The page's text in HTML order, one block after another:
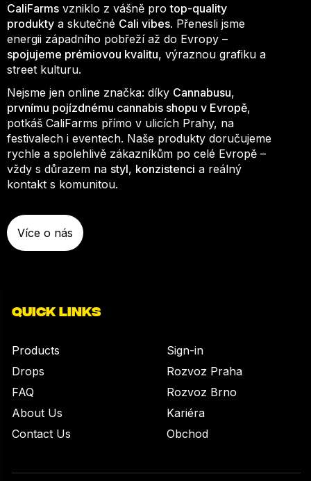
CaliFarms vzniklo z vášně protop-quality
produkty a skutečné Cali vibes. Přenesli jsme
energii západního pobřeží až do Evropy –
spojujeme prémiovou kvalitu, výraznou grafiku a
street kulturu.
Nejsme jen online značka: díky Cannabusu,
prvnímu pojízdnému cannabis shopu v Evropě,
potkáš CaliFarms přímo v ulicích Prahy, na
festivalech i eventech. Naše produkty doručujeme
rychle a spolehlivě zákazníkům po celé Evropě –
vždy s důrazem na styl, konzistenci a reálný
kontakt s komunitou.
Více o nás
QUICK LINKS
Products
Drops
FAQ
About Us
Contact Us
Sign-in
Rozvoz Praha
Rozvoz Brno
Kariéra
Obchod